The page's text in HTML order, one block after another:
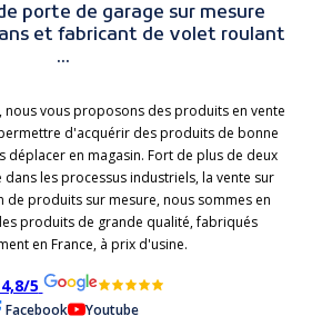
porte de garage sur mesure
et fabricant de volet roulant
...
nous vous proposons des produits en vente
d'acquérir des produits de bonne
déplacer en magasin. Fort de plus de deux
les processus industriels, la vente sur
de produits sur mesure, nous sommes en
produits de grande qualité, fabriqués
en France, à prix d'usine.
5
Facebook Youtube